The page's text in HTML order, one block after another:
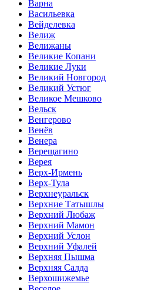
Варна
Васильевка
Вейделевка
Велиж
Велижаны
Великие Копани
Великие Луки
Великий Новгород
Великий Устюг
Великое Мешково
Вельск
Венгерово
Венёв
Венера
Верещагино
Верея
Верх-Ирмень
Верх-Тула
Верхнеуральск
Верхние Татышлы
Верхний Любаж
Верхний Мамон
Верхний Услон
Верхний Уфалей
Верхняя Пышма
Верхняя Салда
Верхошижемье